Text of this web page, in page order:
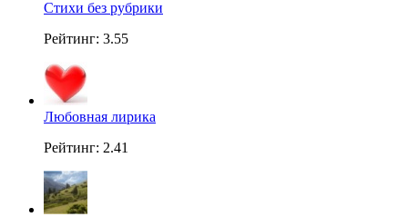
Стихи без рубрики
Рейтинг: 3.55
Любовная лирика
Рейтинг: 2.41